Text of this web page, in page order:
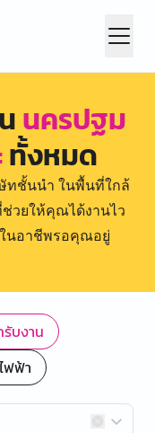
นครปฐม
ทั้งหมด
ทชั้นนำ ในพื้นที่ใกล้
วยให้คุณได้งานไว
ในอาชีพรอคุณอยู่
บงาน
ฟฟ้า